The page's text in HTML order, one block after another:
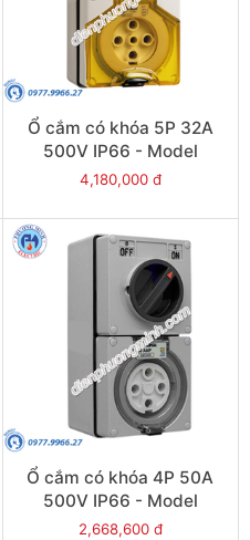
Ổ cắm có khóa 5P 32A
500V IP66 - Model
S56C532GY
4,180,000 đ
Ổ cắm có khóa 4P 50A
500V IP66 - Model
S56C450GY
2,668,600 đ